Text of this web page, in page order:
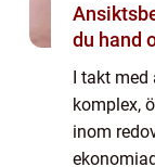
du hand
I takt
komplex,
inom